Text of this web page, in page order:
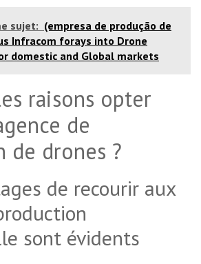
sujet: (empresa de produção de
Infracom forays into Drone
domestic and Global markets
raisons opter
de
de drones ?
de recourir aux
sont évidents